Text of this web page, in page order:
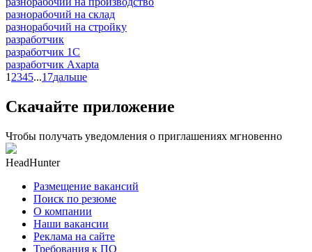
разнорабочий на склад
разнорабочий на стройку
разработчик
разработчик 1C
разработчик Axapta
1 2345...17дальше
Скачайте приложение
Чтобы получать уведомления о приглашениях мгновенно
HeadHunter
Размещение вакансий
Поиск по резюме
О компании
Наши вакансии
Реклама на сайте
Требования к ПО